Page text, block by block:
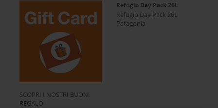
SCOPRI I NOSTRI BUONI
REGALO
Refugio Day Pack 26L
Refugio Day Pack 26L
Patagonia